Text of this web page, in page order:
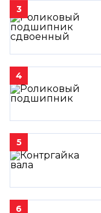
3
4
5
6